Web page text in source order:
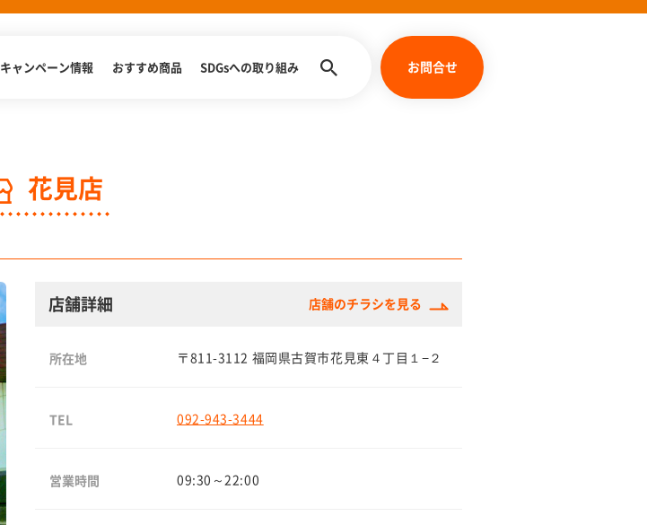
キャンペーン情報 おすすめ商品 SDGsへの取り組み お問合せ
花見店
店舗詳細 店舗のチラシを見る
所在地 〒811-3112 福岡県古賀市花見東４丁目１−２
TEL 092-943-3444
営業時間 09:30～22:00